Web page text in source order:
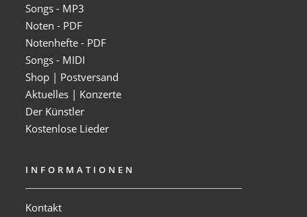
Songs - MP3
Noten - PDF
Notenhefte - PDF
Songs - MIDI
Shop | Postversand
Aktuelles | Konzerte
Der Künstler
Kostenlose Lieder
INFORMATIONEN
Kontakt